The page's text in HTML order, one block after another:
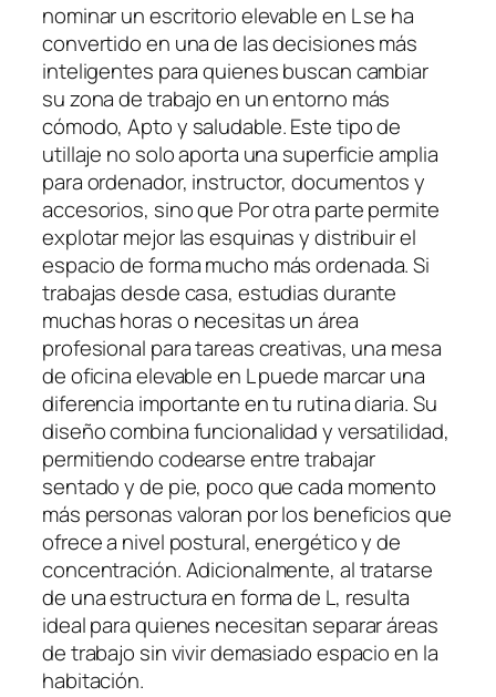
nominar un escritorio elevable en L se ha
convertido en una de las decisiones más
inteligentes para quienes buscan cambiar
su zona de trabajo en un entorno más
cómodo, Apto y saludable. Este tipo de
utillaje no solo aporta una superficie amplia
para ordenador, instructor, documentos y
accesorios, sino que Por otra parte permite
explotar mejor las esquinas y distribuir el
espacio de forma mucho más ordenada. Si
trabajas desde casa, estudias durante
muchas horas o necesitas un área
profesional para tareas creativas, una mesa
de oficina elevable en L puede marcar una
diferencia importante en tu rutina diaria. Su
diseño combina funcionalidad y versatilidad,
permitiendo codearse entre trabajar
sentado y de pie, poco que cada momento
más personas valoran por los beneficios que
ofrece a nivel postural, energético y de
concentración. Adicionalmente, al tratarse
de una estructura en forma de L, resulta
ideal para quienes necesitan separar áreas
de trabajo sin vivir demasiado espacio en la
habitación.